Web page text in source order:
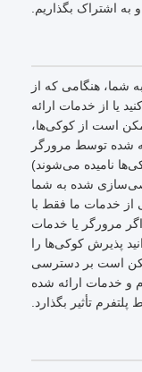
به اشتراک بگذاریم.
شما، هنگامی که از
یا از خدمات ارائه
است از کوکی‌ها،
شده توسط مرورگر
نامیده می‌شوند)
شده به شما
از خدمات ما فقط با
مرورگر یا خدمات
پذیرش کوکی‌ها را
ممکن است بر دسترسی
و خدمات ارائه شده
پلتفرم تأثیر بگذارد.